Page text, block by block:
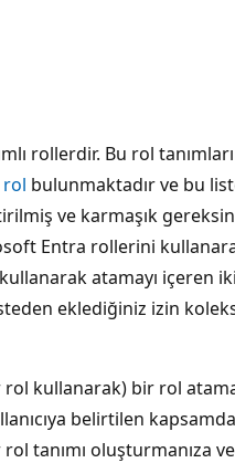
rollerdir. Bu rol
rol bulunmaktadır ve bu
ve karmaşık
Entra rollerini
atamayı içeren
eklediğiniz izin
rol kullanarak) bir rol
belirtilen
tanımı oluşturmanıza